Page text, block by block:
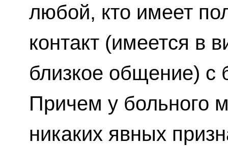
любой, кто имеет
контакт (имеется в
близкое общение) с
Причем у больного
никаких явных